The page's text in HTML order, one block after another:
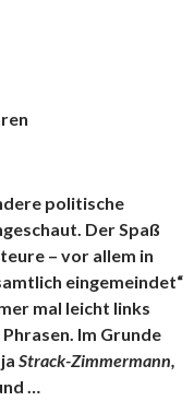
politische
Der Spaß
– vor allem in
eingemeindet“
mal leicht links
Im Grunde
Strack-Zimmermann,
…